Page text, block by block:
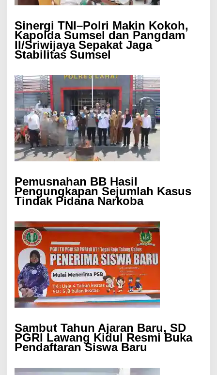
Sinergi TNI–Polri Makin Kokoh,
Kapolda Sumsel dan Pangdam
II/Sriwijaya Sepakat Jaga
Stabilitas Sumsel
Pemusnahan BB Hasil
Pengungkapan Sejumlah Kasus
Tindak Pidana Narkoba
Sambut Tahun Ajaran Baru, SD
PGRI Lawang Kidul Resmi Buka
Pendaftaran Siswa Baru